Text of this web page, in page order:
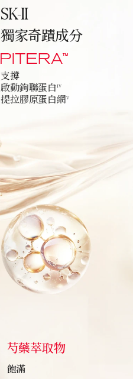
SK-II
獨家奇蹟成分
PITERATM
支撐
啟動鉤聯蛋白IV
提拉膠原蛋白網V
芍藥萃取物
飽滿